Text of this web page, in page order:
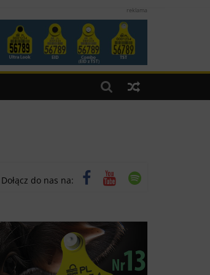
reklama
Dołącz do nas na: